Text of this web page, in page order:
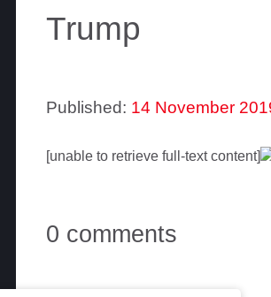
Trump
Published: 14 November
[unable to retrieve full-text content]
0 comments